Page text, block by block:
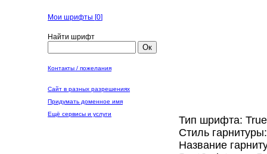
Мои шрифты [0]
Найти шрифт
Ок
Контакты / пожелания
Сайт в разных разрешениях
Придумать доменное имя
Ещё сервисы и услуги
Тип шрифта:
Стиль
Название